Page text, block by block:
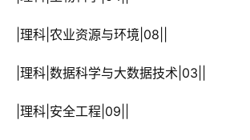
|理科|农业资源与环境|08||
|理科|数据科学与大数据技术|03||
|理科|安全工程|09||